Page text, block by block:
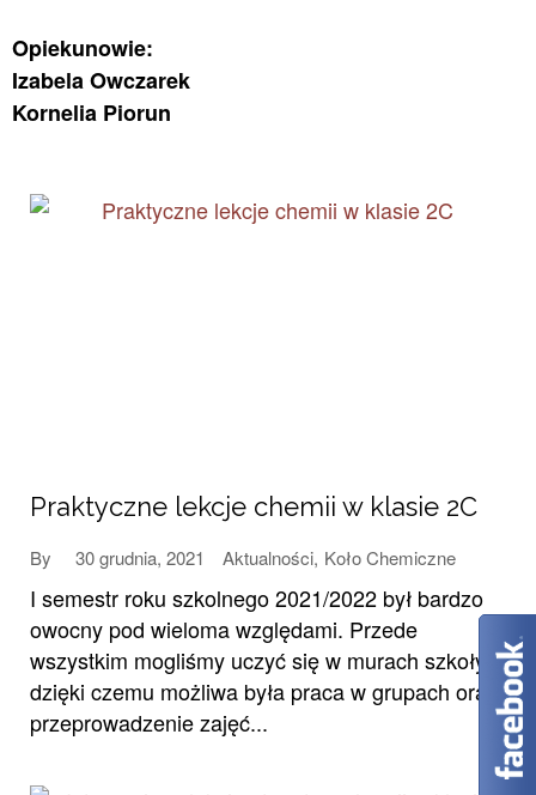
Opiekunowie:
Izabela Owczarek
Kornelia Piorun
Praktyczne lekcje chemii w klasie 2C
By 30 grudnia, 2021 Aktualności, Koło Chemiczne
I semestr roku szkolnego 2021/2022 był bardzo
owocny pod wieloma względami. Przede
wszystkim mogliśmy uczyć się w murach szkoły,
dzięki czemu możliwa była praca w grupach oraz
przeprowadzenie zajęć...